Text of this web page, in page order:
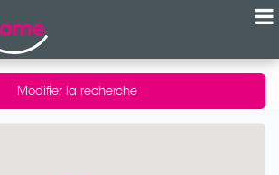
Modifier la recherche